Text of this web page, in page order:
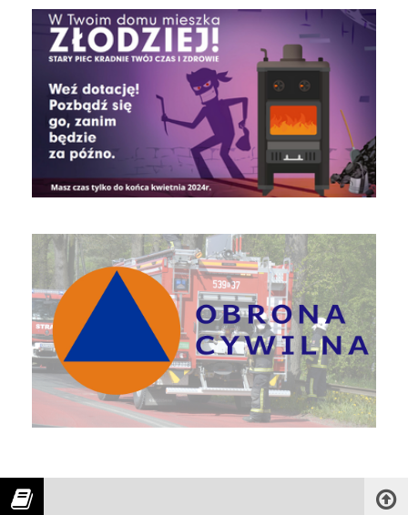
czyste powietrze
Obrona Cywilna